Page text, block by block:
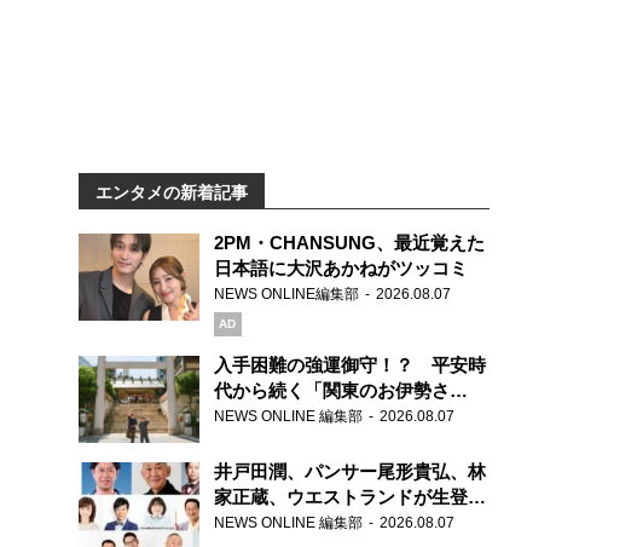
エンタメの新着記事
2PM・CHANSUNG、最近覚えた
日本語に大沢あかねがツッコミ
NEWS ONLINE編集部 2026.08.07
AD
入手困難の強運御守！？ 平安時
代から続く「関東のお伊勢さ
ま」、芝大神宮にてランパンプス
NEWS ONLINE 編集部 2026.08.07
井戸田潤、パンサー尾形貴弘、林
家正蔵、ウエストランドが生登
場！『ラジオビバリー昼ズ』
NEWS ONLINE 編集部 2026.08.07